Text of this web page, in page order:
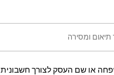
או שם העסק לצורך חשבונית